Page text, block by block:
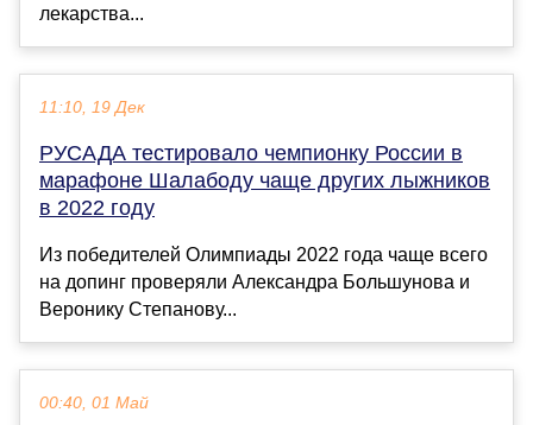
лекарства...
11:10, 19 Дек
РУСАДА тестировало чемпионку России в
марафоне Шалабоду чаще других лыжников
в 2022 году
Из победителей Олимпиады 2022 года чаще всего
на допинг проверяли Александра Большунова и
Веронику Степанову...
00:40, 01 Май